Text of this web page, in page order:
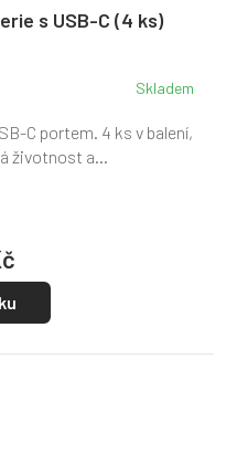
s USB-C (4 ks)
Skladem
C portem. 4 ks v balení,
životnost a...